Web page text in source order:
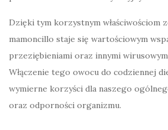
Dzięki tym korzystnym właściwościom
mamoncillo staje się wartościowym
przeziębieniami oraz innymi
Włączenie tego owocu do codziennej
wymierne korzyści dla naszego
oraz odporności organizmu.